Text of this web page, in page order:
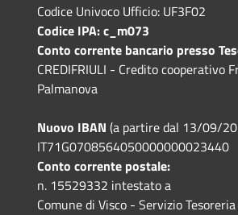
Codice Univoco Ufficio: UF3F02
Codice IPA: c_m073
Conto corrente bancario presso
CREDIFRIULI - Credito cooperativo
Palmanova
Nuovo IBAN (a partire dal 13/09/
IT71G0708564050000000023440
Conto corrente postale:
n. 15529332 intestato a
Comune di Visco - Servizio Tesoreria